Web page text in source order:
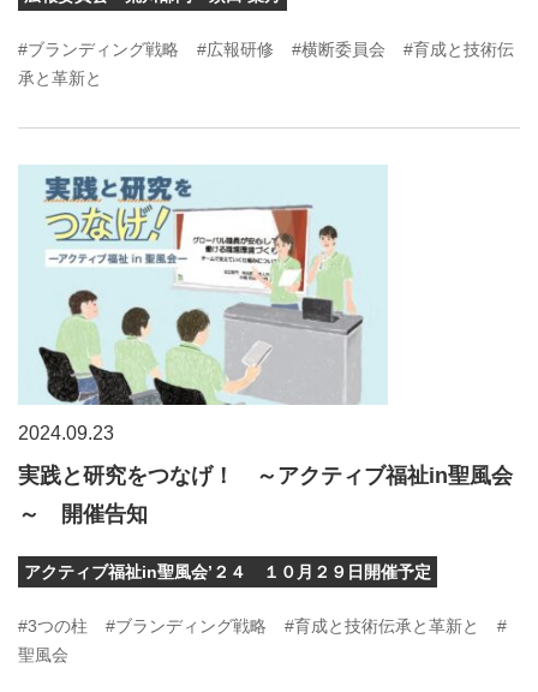
#ブランディング戦略 #広報研修 #横断委員会
#育成と技術伝
承と革新と
2024.09.23
実践と研究をつなげ！ ～アクティブ福祉in聖風会
～ 開催告知
アクティブ福祉in聖風会’２４ １０月２９日開催予定
#3つの柱 #ブランディング戦略 #育成と技術伝承と革新と
#
聖風会